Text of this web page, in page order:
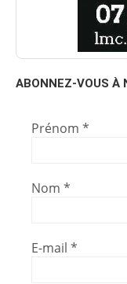
ABONNEZ-VOUS À
Prénom *
Nom *
E-mail *